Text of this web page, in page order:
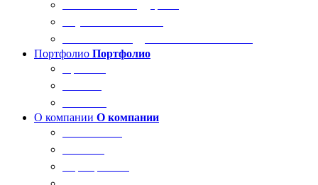
Портфолио Портфолио
О компании О компании